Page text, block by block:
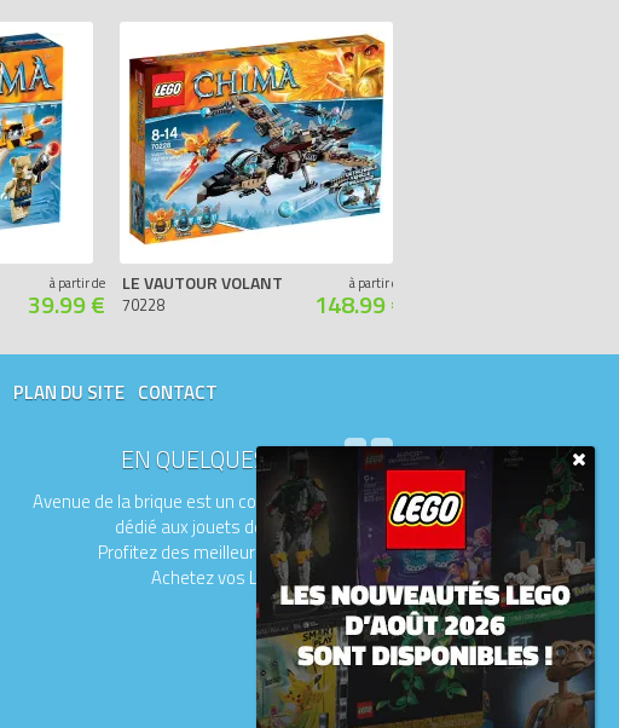
à partir de
39.99 €
LE VAUTOUR VOLANT
70228
à partir de
148.99 €
PLAN DU SITE CONTACT
EN QUELQUES MOTS
Avenue de la brique est un comparateur de prix
dédié aux jouets de la marque LEGO.
Profitez des meilleurs prix du moment.
Achetez vos LEGO moins chers.